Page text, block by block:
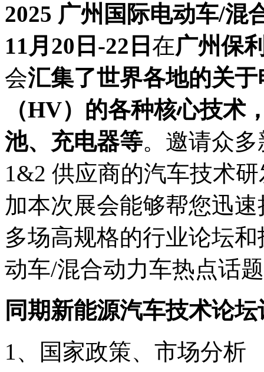
2025 广州国际电动车/混
11月20日-22日 在广州保
会汇集了世界各地的关
（HV）的各种核心技术
池、充电器等。邀请众多
1&2 供应商的汽车技术
加本次展会能够帮您迅
多场高规格的行业论坛
动车/混合动力车热点话
同期新能源汽车技术论
1、国家政策、市场分析